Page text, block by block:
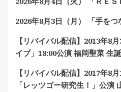
2026年8月3日（月） 「手を
【リバイバル配信】2013年8
イブ」18:00公演 福岡聖菜 生
【リバイバル配信】2017年8
「レッツゴー研究生！」公演